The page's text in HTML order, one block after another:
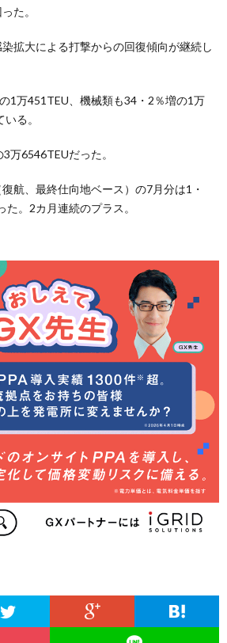
た。
拡大による打撃からの回復傾向が継続し
1万451TEU、機械類も34・2％増の1万
る。
万6546TEUだった。
航、最終仕向地ベース）の7月分は1・
。2カ月連続のプラス。